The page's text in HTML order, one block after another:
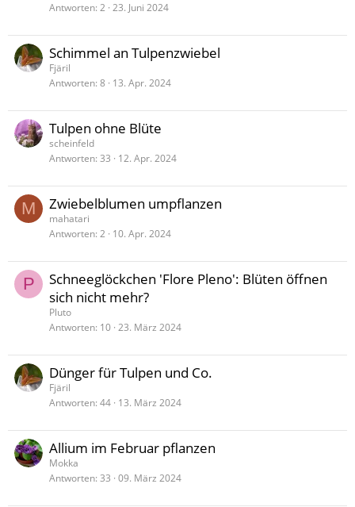
Antworten 2 23. Juni 2024
Schimmel an Tulpenzwiebel
Fjäril
Antworten 8 13. Apr. 2024
Tulpen ohne Blüte
scheinfeld
Antworten 33 12. Apr. 2024
M Zwiebelblumen umpflanzen
mahatari
Antworten 2 10. Apr. 2024
P
Schneeglöckchen 'Flore Pleno': Blüten öffnen
sich nicht mehr?
Pluto
Antworten 10 23. März 2024
Dünger für Tulpen und Co.
Fjäril
Antworten 44 13. März 2024
Allium im Februar pflanzen
Mokka
Antworten 33 09. März 2024